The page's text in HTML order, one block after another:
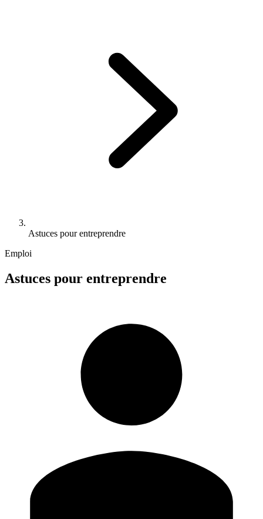
Astuces pour entreprendre
Emploi
Astuces pour entreprendre